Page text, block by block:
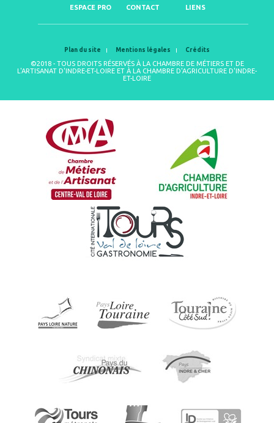
ESPACE PRO CONTACT LIENS
Plan du site Mentions légales Crédits
©2018 - TOUS DROITS RÉSERVÉS À LA CHAMBRE DE MÉTIERS ET DE
L'ARTISANAT D'INDRE-ET-LOIRE ET À LA CHAMBRE D'AGRICULTURE D'INDRE-
ET-LOIRE